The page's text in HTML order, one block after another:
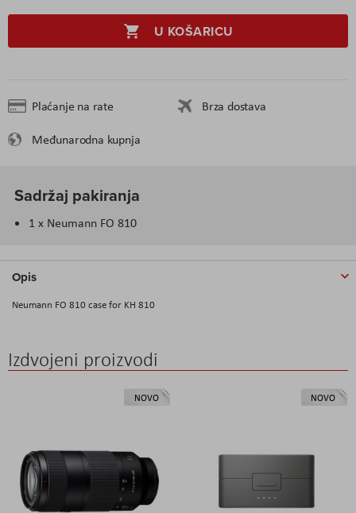
U KOŠARICU
Plaćanje na rate
Brza dostava
Međunarodna kupnja
Sadržaj pakiranja
1 x Neumann FO 810
Opis
Neumann FO 810 case for KH 810
Izdvojeni proizvodi
NOVO NOVO